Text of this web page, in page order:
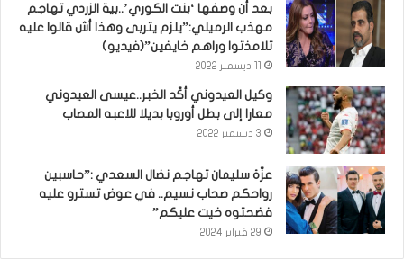
بعد أن وصفها ‘بنت الكوري’..بية الزردي تهاجم
مهذب الرميلي:”يلزم يتربى وهذا أش قالوا عليه
تلامذتوا وراهم خايفين”(فيديو)
وكيل العيدوني أكّد الخبر..عيسى العيدوني
معارا إلى بطل أوروبا بديلا للاعبه المصاب
3 ديسمبر 2022
عزّة سليمان تهاجم نضال السعدي :”حاسبين
رواحكم صحاب نسيم.. في عوض تسترو عليه
فضحتوه خيت عليكم”
29 فبراير 2024